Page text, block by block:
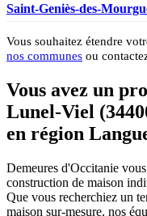
Saint-Geniès-des-
Vous souhaitez étendre
nos communes ou
Vous avez un
Lunel-Viel
en région
Demeures d'Occitanie
construction de maison
Que vous recherchiez un
maison sur-mesure, nos